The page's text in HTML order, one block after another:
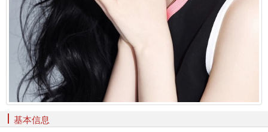
基本信息